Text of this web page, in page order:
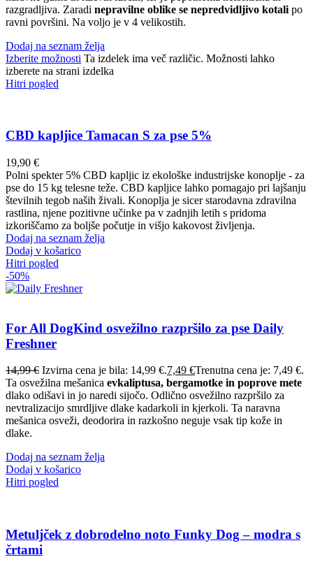
razgradljiva. Zaradi nepravilne oblike se nepredvidljivo kotali po
ravni površini. Na voljo je v 4 velikostih.
Dodaj na seznam želja
Izberite možnosti Ta izdelek ima več različic. Možnosti lahko
izberete na strani izdelka
Hitri pogled
CBD kapljice Tamacan S za pse 5%
19,90 €
Polni spekter 5% CBD kapljic iz ekološke industrijske konoplje - za
pse do 15 kg telesne teže. CBD kapljice lahko pomagajo pri lajšanju
številnih tegob naših živali. Konoplja je sicer starodavna zdravilna
rastlina, njene pozitivne učinke pa v zadnjih letih s pridoma
izkoriščamo za boljše počutje in višjo kakovost življenja.
Dodaj na seznam želja
Dodaj v košarico
Hitri pogled
-50%
For All DogKind osvežilno razpršilo za pse Daily
Freshner
14,99€ Izvirna cena je bila: 14,99 €.7,49 €Trenutna cena je: 7,49 €.
Ta osvežilna mešanica evkaliptusa, bergamotke in poprove mete
dlako odišavi in jo naredi sijočo. Odlično osvežilno razpršilo za
nevtralizacijo smrdljive dlake kadarkoli in kjerkoli. Ta naravna
mešanica osveži, deodorira in razkošno neguje vsak tip kože in
dlake.
Dodaj na seznam želja
Dodaj v košarico
Hitri pogled
Metuljček z dobrodelno noto Funky Dog – modra s
črtami